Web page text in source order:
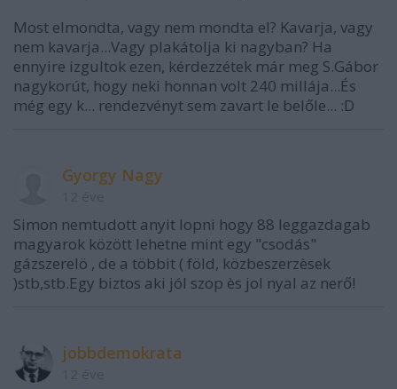
Most elmondta, vagy nem mondta el? Kavarja, vagy
nem kavarja...Vagy plakátolja ki nagyban? Ha
ennyire izgultok ezen, kérdezzétek már meg S.Gábor
nagykorút, hogy neki honnan volt 240 millája...És
még egy k... rendezvényt sem zavart le belőle... :D
Gyorgy Nagy
Simon nemtudott anyit lopni hogy 88 leggazdagab
magyarok között lehetne mint egy "csodás"
gázszerelö , de a többit ( föld, közbeszerzèsek
)stb,stb.Egy biztos aki jól szop ès jol nyal az nerő!
jobbdemokrata